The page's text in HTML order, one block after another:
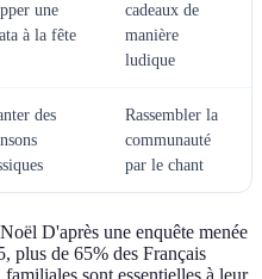
une
à la fête
cadeaux de
manière
ludique
des
Rassembler la
communauté
par le chant
D'après une enquête menée
de 65% des Français